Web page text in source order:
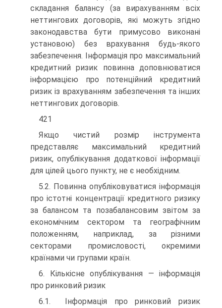
складання балансу (за вирахуванням всіх
неттингових договорів, які можуть згідно
законодавства бути примусово виконані
установою) без врахування будь-якого
забезпечення. Інформація про максимальний
кредитний ризик повинна доповнюватися
інформацією про потенційний кредитний
ризик із врахуванням забезпечення та інших
неттингових договорів.
421
Якщо чистий розмір інструмента
представляє максимальний кредитний
ризик, опублікування додаткової інформації
для цілей цього пункту, не є необхідним.
5.2. Повинна опубліковуватися інформація
про істотні концентрації кредитного ризику
за балансом та позабалансовим звітом за
економічним сектором та географічним
положенням, наприклад, за різними
секторами промисловості, окремими
країнами чи групами країн.
6. Кількісне опублікування — інформація
про ринковий ризик
6.1. Інформація про ринковий ризик